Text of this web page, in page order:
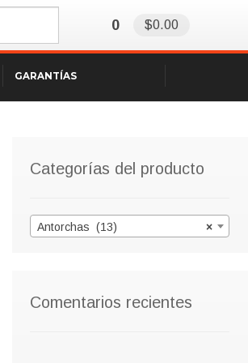
0 $0.00
GARANTÍAS
Categorías del producto
×
Antorchas (13)
Comentarios recientes